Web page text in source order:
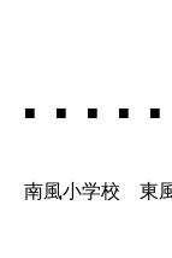
■ ■ ■ ■
南風小学校 東